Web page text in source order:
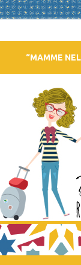
“MAMME